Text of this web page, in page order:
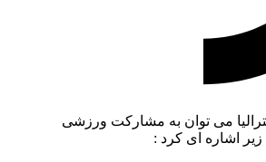
می توان به مشارکت ورزشی
زیر اشاره ای کرد :